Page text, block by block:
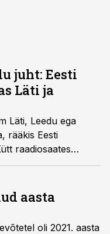
juht: Eesti
Läti ja
Läti, Leedu ega
rääkis Eesti
raadiosaates
aasta
oli 2021. aasta